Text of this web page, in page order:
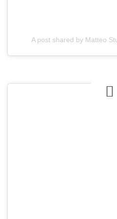
A post shared by Matteo